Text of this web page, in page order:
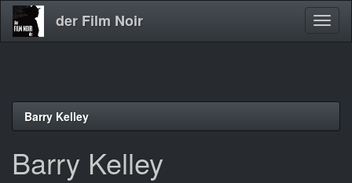
Direkt
der Film Noir
Barry Kelley
Barry Kelley